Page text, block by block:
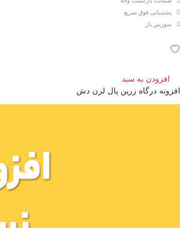
پشتیبانی فوق سریع
سورس باز
افزودن به سبد
افزونه درگاه زرین پال لرن دش